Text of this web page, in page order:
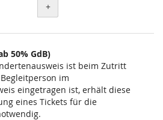
+
50% GdB)
ist beim Zutritt
im
eingetragen ist, erhält diese
eines Tickets für die